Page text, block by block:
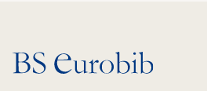
Gå til hovedsiden